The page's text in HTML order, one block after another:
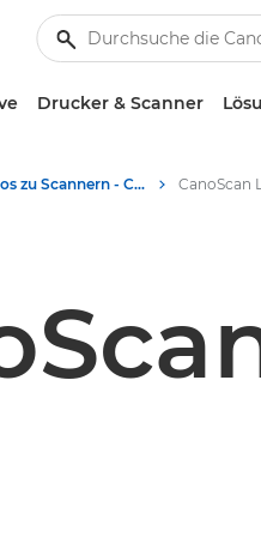
Drucker & Scanner
Produktfotos zu Scannern - Canon Presse Center CanoScan